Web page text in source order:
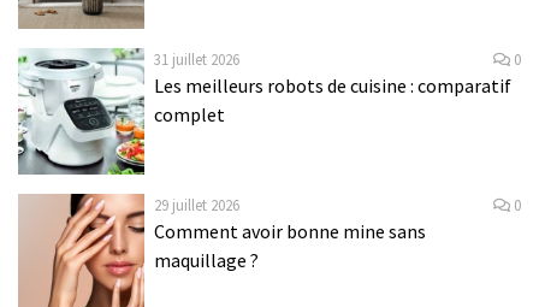
31 juillet 2026 0
Les meilleurs robots de cuisine : comparatif
complet
29 juillet 2026 0
Comment avoir bonne mine sans
maquillage ?